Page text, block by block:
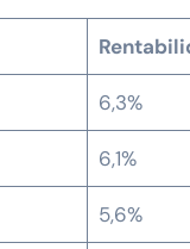
6,3%
6,1%
5,6%